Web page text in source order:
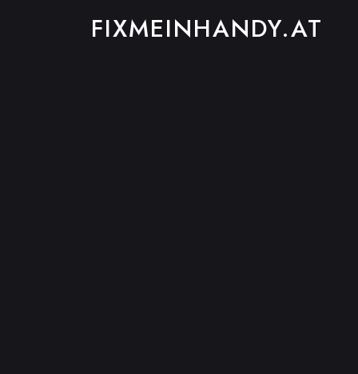
FIXMEINHANDY.AT